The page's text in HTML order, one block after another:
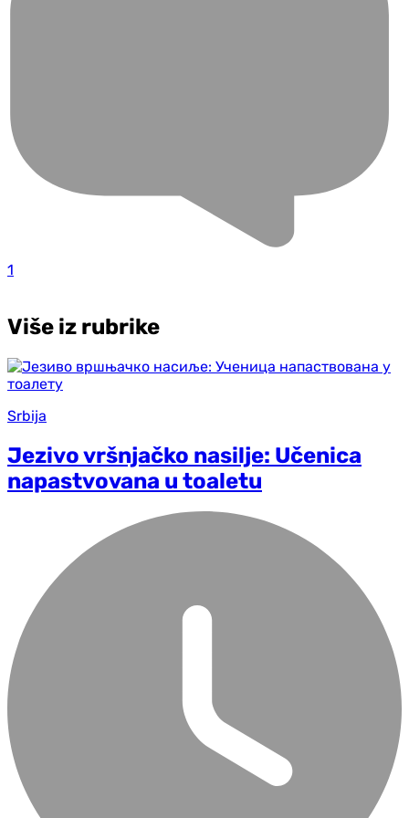
1
Više iz rubrike
Srbija
Jezivo vršnjačko nasilje: Učenica
napastvovana u toaletu